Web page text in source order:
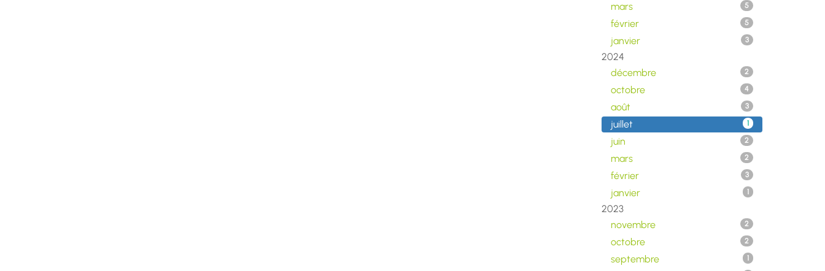
mars 5
février 5
janvier 3
2024
décembre
2
octobre 4
août 3
juillet 1
juin 2
mars 2
février 3
janvier 1
2023
novembre
2
octobre 2
septembre 1